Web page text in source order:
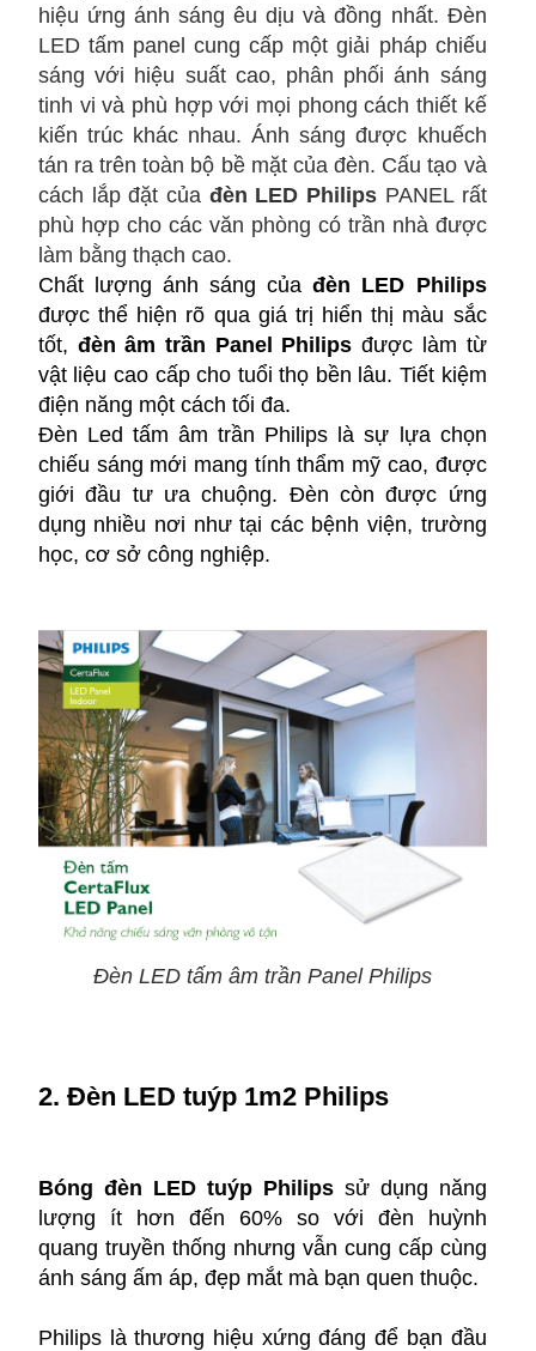
hiệu ứng ánh sáng êu dịu và đồng nhất. Đèn
LED tấm panel cung cấp một giải pháp chiếu
sáng với hiệu suất cao, phân phối ánh sáng
tinh vi và phù hợp với mọi phong cách thiết kế
kiến ​​trúc khác nhau. Ánh sáng được khuếch
tán ra trên toàn bộ bề mặt của đèn. Cấu tạo và
cách lắp đặt của đèn LED Philips PANEL rất
phù hợp cho các văn phòng có trần nhà được
làm bằng thạch cao.
Chất lượng ánh sáng củađèn LED Philips
được thể hiện rõ qua giá trị hiển thị màu sắc
tốt, đèn âm trần Panel Philips được làm từ
vật liệu cao cấp cho tuổi thọ bền lâu. Tiết kiệm
điện năng một cách tối đa.
Đèn Led tấm âm trần Philips là sự lựa chọn
chiếu sáng mới mang tính thẩm mỹ cao, được
giới đầu tư ưa chuộng. Đèn còn được ứng
dụng nhiều nơi như tại các bệnh viện, trường
học, cơ sở công nghiệp.
Đèn LED tấm âm trần Panel Philips
2. Đèn LED tuýp 1m2 Philips
Bóng đèn LED tuýp Philipssử dụng năng
lượng ít hơn đến 60% so với đèn huỳnh
quang truyền thống nhưng vẫn cung cấp cùng
ánh sáng ấm áp, đẹp mắt mà bạn quen thuộc.
Philips là thương hiệu xứng đáng để bạn đầu